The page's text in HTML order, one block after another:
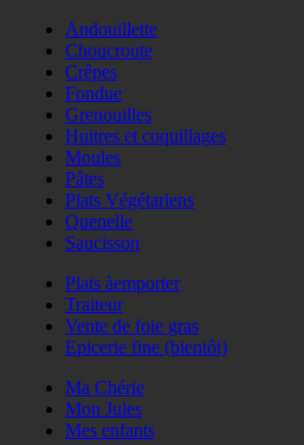
Andouillette
Choucroute
Crêpes
Fondue
Grenouilles
Huitres et coquillages
Moules
Pâtes
Plats Végétariens
Quenelle
Saucisson
Plats àemporter
Traiteur
Vente de foie gras
Epicerie fine (bientôt)
Ma Chérie
Mon Jules
Mes enfants